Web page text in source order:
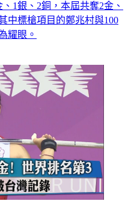
1銀、2銅，本屆共奪2金、
中標槍項目的鄭兆村與100
耀眼。